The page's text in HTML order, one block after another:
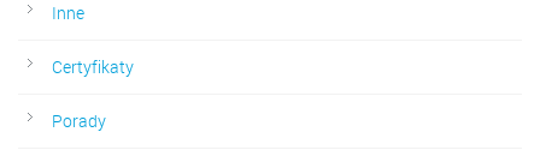
Inne
Certyfikaty
Porady